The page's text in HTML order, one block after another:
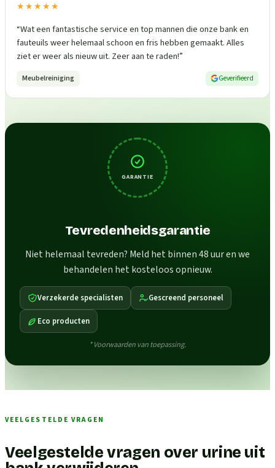
★★★★★
“Wat een fantastische service en top mannen die onze bank en
fauteuils weer helemaal schoon en fris hebben gemaakt. Alles
ziet er weer als nieuw uit. Zeer aan te raden!”
Meubelreiniging Geverifieerd
GARANTIE
Tevredenheidsgarantie
Niet helemaal tevreden? Meld het binnen 48 uur en we
behandelen het kosteloos opnieuw.
Verzekerde specialisten Gescreend personeel
Eco producten
* Voorwaarden van toepassing.
VEELGESTELDE VRAGEN
Veelgestelde vragen over urine uit